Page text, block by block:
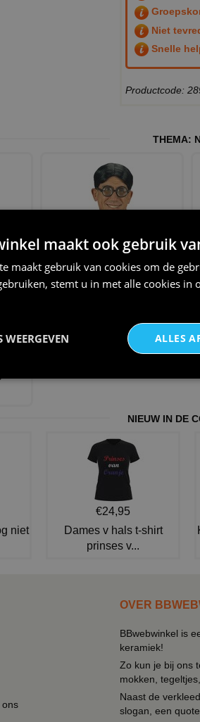
Niet
Snelle
Productcode:
THEMA:
glas
pruik nerd
€ 13,95
NIEUW IN DE
niet
€24,95
Dames v hals t-shirt
prinses v...
ons
OVER
BBwebwinkel is
keramiek!
Zo kun je bij ons
mokken,
Naast de
slogan, een
maakt ook gebruik
maakt gebruik van cookies om de
stemt u in met alle cookies in
ALLES
WEERGEVEN